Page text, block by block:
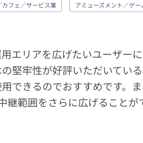
フェ／サービス業 アミューズメント／ゲー
エリアを広げたいユーザー
牢性が好評いただいている
できるのでおすすめです。
範囲をさらに広げることが